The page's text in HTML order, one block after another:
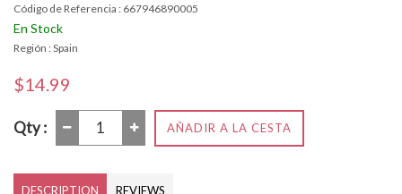
Código de Referencia : 667946890005
En Stock
Región : Spain
$14.99
Qty : AÑADIR A LA CESTA
DESCRIPTION REVIEWS